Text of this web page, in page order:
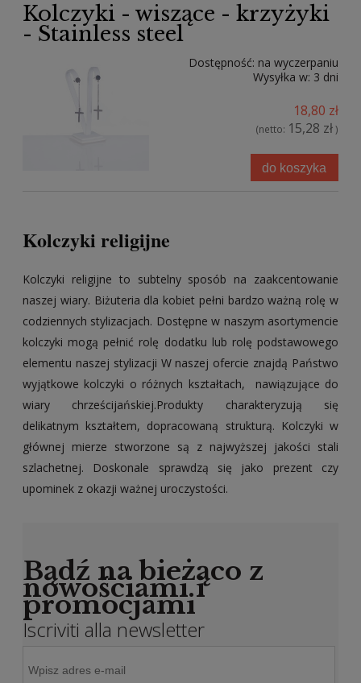
Kolczyki - wiszące - krzyżyki
- Stainless steel
Dostępność: na wyczerpaniu
Wysyłka w: 3 dni
18,80 zł
(netto: 15,28 zł)
do koszyka
Kolczyki religijne
Kolczyki religijne to subtelny sposób na zaakcentowanie
naszej wiary. Biżuteria dla kobiet pełni bardzo ważną rolę w
codziennych stylizacjach. Dostępne w naszym asortymencie
kolczyki mogą pełnić rolę dodatku lub rolę podstawowego
elementu naszej stylizacji W naszej ofercie znajdą Państwo
wyjątkowe kolczyki o różnych kształtach, nawiązujące do
wiary chrześcijańskiej.Produkty charakteryzują się
delikatnym kształtem, dopracowaną strukturą. Kolczyki w
głównej mierze stworzone są z najwyższej jakości stali
szlachetnej. Doskonale sprawdzą się jako prezent czy
upominek z okazji ważnej uroczystości.
Bądź na bieżąco z
nowościami i
promocjami
Iscriviti alla newsletter